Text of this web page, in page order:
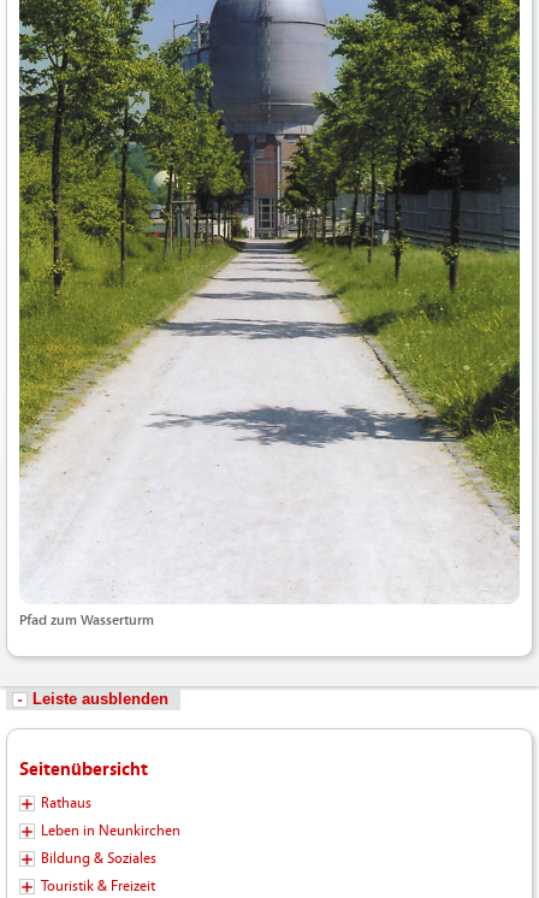
Pfad zum Wasserturm
Leiste ausblenden
Seitenübersicht
Rathaus
Leben in Neunkirchen
Bildung & Soziales
Touristik & Freizeit